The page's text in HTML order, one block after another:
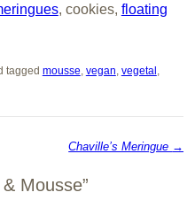
, cookies, floating
tagged mousse vegan vegetal
Chaville’s Meringue →
Mousse”